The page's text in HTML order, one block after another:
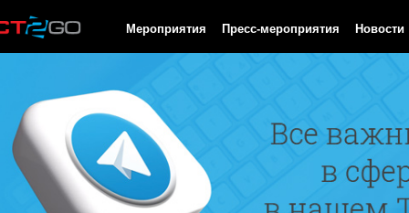
Мероприятия Пресс-мероприятия Новости